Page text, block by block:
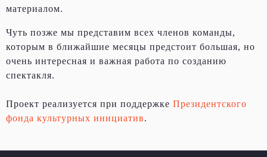
материалом.
Чуть позже мы представим всех членов команды,
которым в ближайшие месяцы предстоит большая, но
очень интересная и важная работа по созданию
спектакля.
Проект реализуется при поддержке Президентского
фонда культурных инициатив.